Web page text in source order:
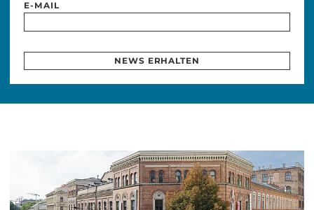
E-MAIL
NEWS ERHALTEN